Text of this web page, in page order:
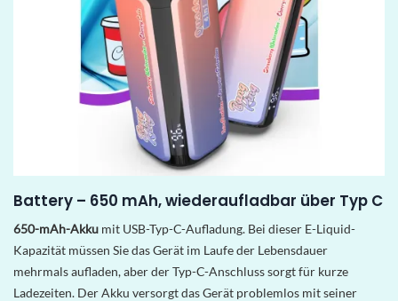
Battery – 650 mAh, wiederaufladbar über Typ C
650-mAh-Akku mit USB-Typ-C-Aufladung. Bei dieser E-Liquid-
Kapazität müssen Sie das Gerät im Laufe der Lebensdauer
mehrmals aufladen, aber der Typ-C-Anschluss sorgt für kurze
Ladezeiten. Der Akku versorgt das Gerät problemlos mit seiner